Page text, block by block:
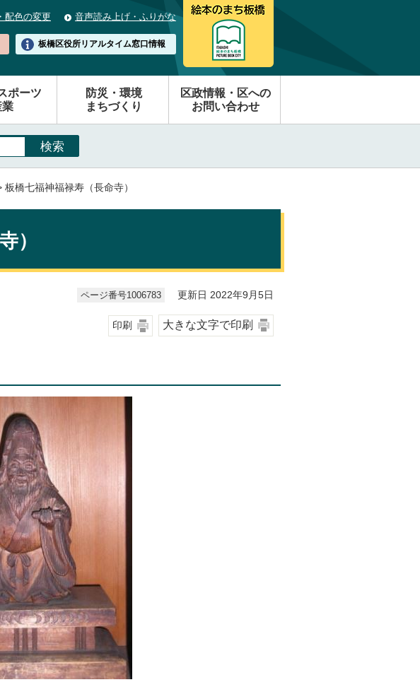
配色の変更 音声読み上げ・ふりがな
板橋区役所リアルタイム窓口情報
ポーツ
業
防災・環境
まちづくり
区政情報・区への
お問い合わせ
板橋七福神福禄寿（長命寺）
）
ページ番号1006783 更新日 2022年9月5日
印刷 大きな文字で印刷